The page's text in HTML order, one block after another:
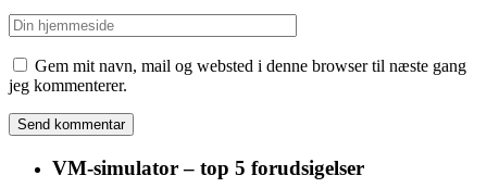
Gem mit navn, mail og websted i denne browser til næste gang
jeg kommenterer.
VM-simulator – top 5 forudsigelser